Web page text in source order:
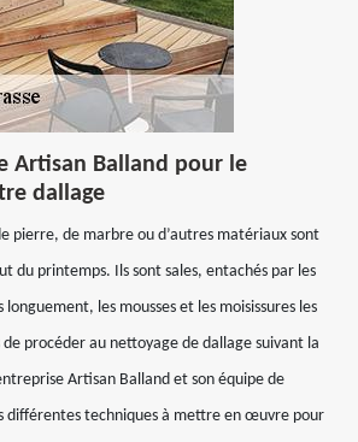
Artisan Balland pour le
dallage
pierre, de marbre ou d’autres matériaux sont
du printemps. Ils sont sales, entachés par les
les mousses et les moisissures les
procéder au nettoyage de dallage suivant la
Artisan Balland et son équipe de
différentes techniques à mettre en œuvre pour